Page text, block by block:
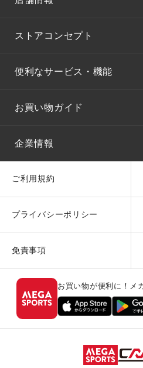
ストアコンセプト
便利なサービス・機能
お買い物ガイド
企業情報
ご利用規約
プライバシーポリシー
免責事項
お買い物が便利に！メ